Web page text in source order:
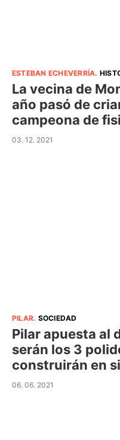
ESTEBAN ECHEVERRÍA.
La vecina de
año pasó de
campeona de
03. 12. 2021
PILAR. SOCIEDAD
Pilar apuesta al
serán los 3
construirán en
06. 06. 2021